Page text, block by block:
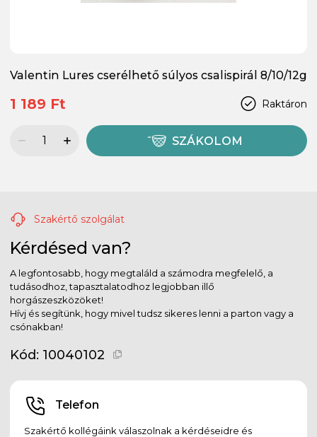
Valentin Lures cserélhető súlyos csalispirál 8/10/12g
Raktáron
1 189 Ft
SZÁKOLOM
Szakértő szolgálat
Kérdésed van?
A legfontosabb, hogy megtaláld a számodra megfelelő, a
tudásodhoz, tapasztalatodhoz legjobban illő
horgászeszközöket!
Hívj és segítünk, hogy mivel tudsz sikeres lenni a parton vagy a
csónakban!
Kód: 10040102
Telefon
Szakértő kollégáink válaszolnak a kérdéseidre és